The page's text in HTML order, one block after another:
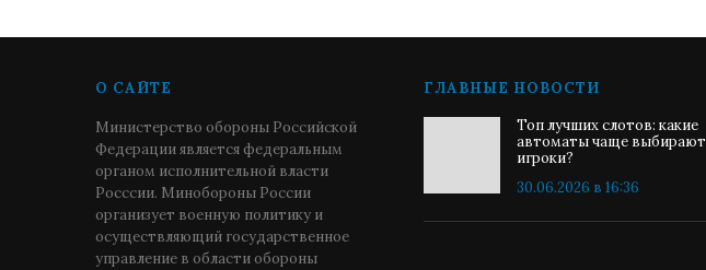
О САЙТЕ
Министерство обороны Российской
Федерации является федеральным
органом исполнительной власти
Росссии. Минобороны России
организует военную политику и
осуществляющий государственное
управление в области обороны
ГЛАВНЫЕ НОВОСТИ
Топ лучших слотов: какие
автоматы чаще выбирают
игроки?
30.06.2026 в 16:36